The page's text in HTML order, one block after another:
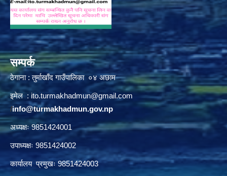
सम्पर्क
ठेगाना : तुर्माखाँद गाउँपालिका ०४ अछाम
इमेल : ito.turmakhadmun@gmail.com
/info@turmakhadmun.gov.np
अध्यक्षः 9851424001
उपाध्यक्षः 9851424002
कार्यालय प्रमुखः 9851424003